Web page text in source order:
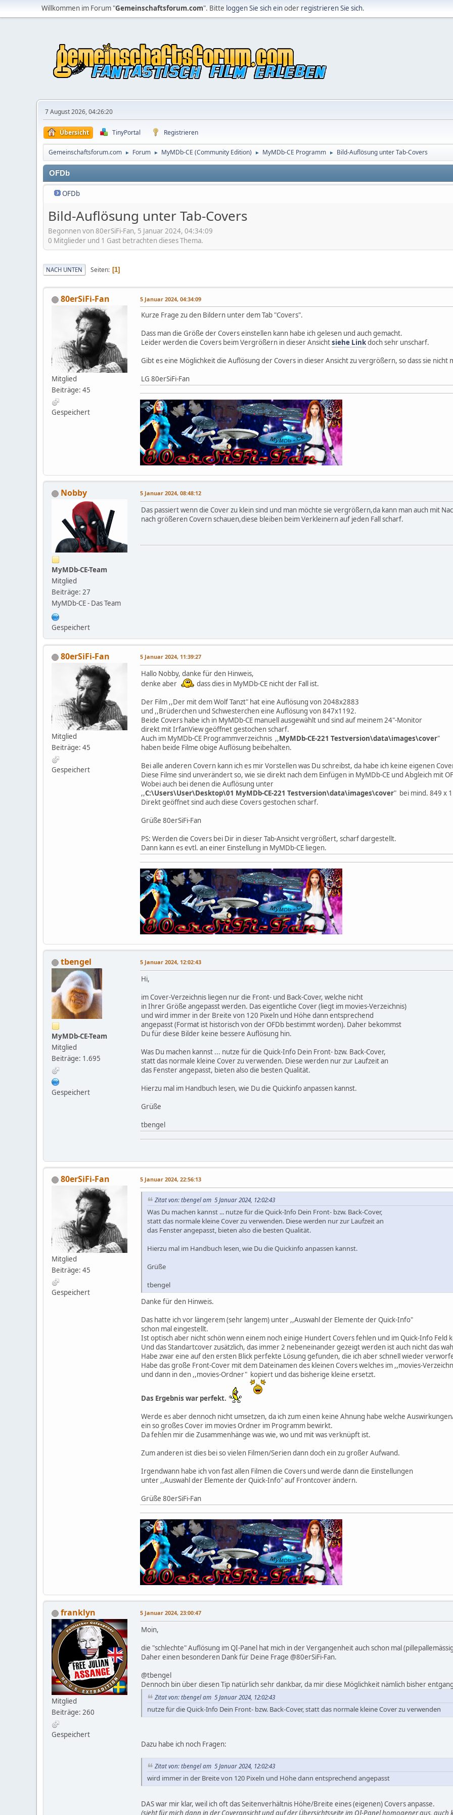
Willkommen im Forum "Gemeinschaftsforum.com". Bitte loggen Sie sich einoder registrieren Sie sich.
7 August 2026, 04:26:20
Übersicht TinyPortal Registrieren
Gemeinschaftsforum.com ► Forum ► MyMDb-CE (Community Edition) ► MyMDb-CE Programm ► Bild-Auflösung unter Tab-Covers
OFDb
OFDb
Bild-Auflösung unter Tab-Covers
Begonnen von 80erSiFi-Fan, 5 Januar 2024, 04:34:09
0 Mitglieder und 1 Gast betrachten dieses Thema.
NACH UNTEN Seiten 1
80erSiFi-Fan
Mitglied
Beiträge: 45
Gespeichert
5 Januar 2024, 04:34:09
Kurze Frage zu den Bildern unter dem Tab "Covers".
Dass man die Größe der Covers einstellen kann habe ich gelesen und auch gemacht.
Leider werden die Covers beim Vergrößern in dieser Ansichtsiehe Linkdoch sehr unscharf.
Gibt es eine Möglichkeit die Auflösung der Covers in dieser Ansicht zu vergrößern, so dass sie nicht
LG 80erSiFi-Fan
Nobby
MyMDb-CE-Team
Mitglied
Beiträge: 27
MyMDb-CE - Das Team
Gespeichert
5 Januar 2024, 08:48:12
Das passiert wenn die Cover zu klein sind und man möchte sie vergrößern,da kann man auch mit
nach größeren Covern schauen,diese bleiben beim Verkleinern auf jeden Fall scharf.
80erSiFi-Fan
Mitglied
Beiträge: 45
Gespeichert
5 Januar 2024, 11:39:27
Hallo Nobby, danke für den Hinweis,
denke aber
dass dies in MyMDb-CE nicht der Fall ist.
Der Film ,,Der mit dem Wolf Tanzt" hat eine Auflösung von 2048x2883
und ,,Brüderchen und Schwesterchen eine Auflösung von 847x1192.
Beide Covers habe ich in MyMDb-CE manuell ausgewählt und sind auf meinem 24"-Monitor
direkt mit IrfanView geöffnet gestochen scharf.
Auch im MyMDb-CE Programmverzeichnis ,,MyMDb-CE-221 Testversion\data\images\cover"
haben beide Filme obige Auflösung beibehalten.
Bei alle anderen Covern kann ich es mir Vorstellen was Du schreibst, da habe ich keine eigenen
Diese Filme sind unverändert so, wie sie direkt nach dem Einfügen in MyMDb-CE und Abgleich mit
Wobei auch bei denen die Auflösung unter
,,C:\Users\User\Desktop\01 MyMDb-CE-221 Testversion\data\images\cover" bei mind. 849 x
Direkt geöffnet sind auch diese Covers gestochen scharf.
Grüße 80erSiFi-Fan
PS: Werden die Covers bei Dir in dieser Tab-Ansicht vergrößert, scharf dargestellt.
Dann kann es evtl. an einer Einstellung in MyMDb-CE liegen.
tbengel
MyMDb-CE-Team
Mitglied
Beiträge: 1.695
Gespeichert
5 Januar 2024, 12:02:43
Hi,
im Cover-Verzeichnis liegen nur die Front- und Back-Cover, welche nicht
in Ihrer Größe angepasst werden. Das eigentliche Cover (liegt im movies-Verzeichnis)
und wird immer in der Breite von 120 Pixeln und Höhe dann entsprechend
angepasst (Format ist historisch von der OFDb bestimmt worden). Daher bekommst
Du für diese Bilder keine bessere Auflösung hin.
Was Du machen kannst ... nutze für die Quick-Info Dein Front- bzw. Back-Cover,
statt das normale kleine Cover zu verwenden. Diese werden nur zur Laufzeit an
das Fenster angepasst, bieten also die besten Qualität.
Hierzu mal im Handbuch lesen, wie Du die Quickinfo anpassen kannst.
Grüße
tbengel
80erSiFi-Fan
Mitglied
Beiträge: 45
Gespeichert
5 Januar 2024, 22:56:13
Zitat von: tbengel am 5 Januar 2024, 12:02:43
Was Du machen kannst ... nutze für die Quick-Info Dein Front- bzw. Back-Cover,
statt das normale kleine Cover zu verwenden. Diese werden nur zur Laufzeit an
das Fenster angepasst, bieten also die besten Qualität.
Hierzu mal im Handbuch lesen, wie Du die Quickinfo anpassen kannst.
Grüße
tbengel
Danke für den Hinweis.
Das hatte ich vor längerem (sehr langem) unter ,,Auswahl der Elemente der Quick-Info"
schon mal eingestellt.
Ist optisch aber nicht schön wenn einem noch einige Hundert Covers fehlen und im Quick-Info Feld
Und das Standartcover zusätzlich, das immer 2 nebeneinander gezeigt werden ist auch nicht das
Habe zwar eine auf den ersten Blick perfekte Lösung gefunden, die ich aber schnell wieder
Habe das große Front-Cover mit dem Dateinamen des kleinen Covers welches im ,,movies-
und dann in den ,,movies-Ordner" kopiert und das bisherige kleine ersetzt.
Das Ergebnis war perfekt.
Werde es aber dennoch nicht umsetzen, da ich zum einen keine Ahnung habe welche
ein so großes Cover im movies Ordner im Programm bewirkt.
Da fehlen mir die Zusammenhänge was wie, wo und mit was verknüpft ist.
Zum anderen ist dies bei so vielen Filmen/Serien dann doch ein zu großer Aufwand.
Irgendwann habe ich von fast allen Filmen die Covers und werde dann die Einstellungen
unter ,,Auswahl der Elemente der Quick-Info" auf Frontcover ändern.
Grüße 80erSiFi-Fan
franklyn
Mitglied
Beiträge: 260
Gespeichert
5 Januar 2024, 23:00:47
Moin,
die "schlechte" Auflösung im QI-Panel hat mich in der Vergangenheit auch schon mal
Daher einen besonderen Dank für Deine Frage @80erSiFi-Fan.
@tbengel
Dennoch bin über diesen Tip natürlich sehr dankbar, da mir diese Möglichkeit nämlich bisher
Zitat von: tbengel am 5 Januar 2024, 12:02:43
nutze für die Quick-Info Dein Front- bzw. Back-Cover, statt das normale kleine Cover zu verwenden
Dazu habe ich noch Fragen:
Zitat von: tbengel am 5 Januar 2024, 12:02:43
wird immer in der Breite von 120 Pixeln und Höhe dann entsprechend angepasst
DAS war mir klar, weil ich oft das Seitenverhältnis Höhe/Breite eines (eigenen) Covers anpasse.
(sieht für mich dann in der Coveransicht und auf der Übersichtsseite im QI-Panel homogener aus, auch